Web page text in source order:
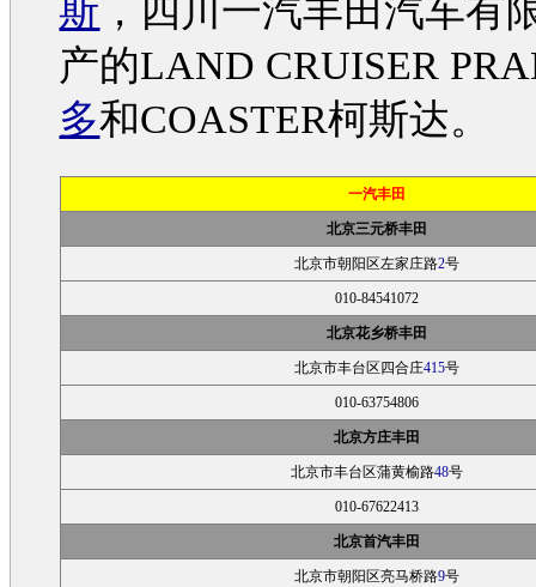
斯 ，四川 一汽丰田汽车有
产的LAND CRUISER
多和COASTER柯斯达。
一汽丰田
北京三元桥丰田
北京市朝阳区左家庄路2号
010-84541072
北京花乡桥丰田
北京市丰台区四合庄415号
010-63754806
北京方庄丰田
北京市丰台区蒲黄榆路48号
010-67622413
北京首汽丰田
北京市朝阳区亮马桥路9号